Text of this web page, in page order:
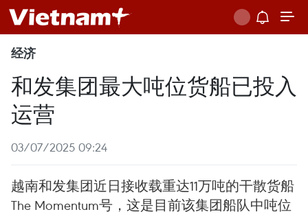
经济
和发集团最大吨位货船已投入
运营
03/07/2025 09:24
越南和发集团近日接收载重达11万吨的干散货船
The Momentum号，这是目前该集团船队中吨位